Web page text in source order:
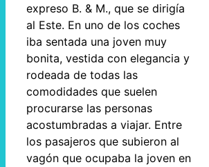
expreso B. & M., que se dirigía
al Este. En uno de los coches
iba sentada una joven muy
bonita, vestida con elegancia y
rodeada de todas las
comodidades que suelen
procurarse las personas
acostumbradas a viajar. Entre
los pasajeros que subieron al
vagón que ocupaba la joven en